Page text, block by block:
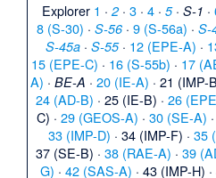
Explorer 1 · 2· 3· 4· 5· S-1 ·
8 (S-30) ·S-56 ·9 (S-56a) ·S-
S-45a ·S-55· 12 (EPE-A) ·
15 (EPE-C) · 16 (S-55b) · 17
A) · BE-A · 20 (IE-A) · 21 (IMP-
24 (AD-B) ·25 (IE-B) ·26
C) ·29 (GEOS-A) ·30 (SE-A)
33 (IMP-D) · 34 (IMP-F) · 35
37 (SE-B) ·38 (RAE-A) ·39
G) ·42 (SAS-A) ·43 (IMP-H) ·